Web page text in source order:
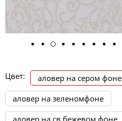
Цвет:
аловер на сером фоне
аловер на зеленомфоне
аловер на св.бежевом фоне